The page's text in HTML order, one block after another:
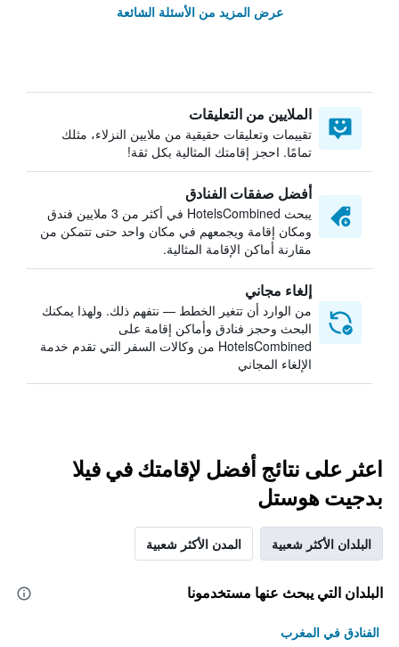
عرض المزيد من الأسئلة الشائعة
الملايين من التعليقات
تقييمات وتعليقات حقيقية من ملايين النزلاء، مثلك
تمامًا. احجز إقامتك المثالية بكل ثقة!
أفضل صفقات الفنادق
يبحث HotelsCombined في أكثر من 3 ملايين فندق
ومكان إقامة ويجمعهم في مكان واحد حتى تتمكن من
مقارنة أماكن الإقامة المثالية.
إلغاء مجاني
من الوارد أن تتغير الخطط — نتفهم ذلك. ولهذا يمكنك
البحث وحجز فنادق وأماكن إقامة على
HotelsCombined من وكالات السفر التي تقدم خدمة
الإلغاء المجاني
اعثر على نتائج أفضل لإقامتك في فيلا
بدجيت هوستل
البلدان الأكثر شعبية المدن الأكثر شعبية
البلدان التي يبحث عنها مستخدمونا
الفنادق في المغرب